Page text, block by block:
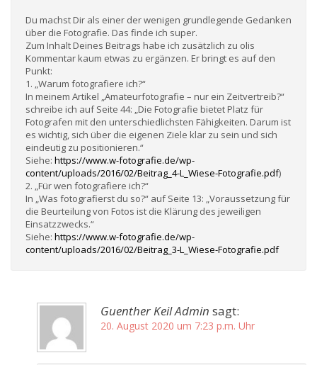
Du machst Dir als einer der wenigen grundlegende Gedanken
über die Fotografie. Das finde ich super.
Zum Inhalt Deines Beitrags habe ich zusätzlich zu olis
Kommentar kaum etwas zu ergänzen. Er bringt es auf den
Punkt:
1. „Warum fotografiere ich?“
In meinem Artikel „Amateurfotografie – nur ein Zeitvertreib?“
schreibe ich auf Seite 44: „Die Fotografie bietet Platz für
Fotografen mit den unterschiedlichsten Fähigkeiten. Darum ist
es wichtig, sich über die eigenen Ziele klar zu sein und sich
eindeutig zu positionieren.“
Siehe: https://www.w-fotografie.de/wp-
content/uploads/2016/02/Beitrag_4-L_Wiese-Fotografie.pdf)
2. „Für wen fotografiere ich?“
In „Was fotografierst du so?“ auf Seite 13: „Voraussetzung für
die Beurteilung von Fotos ist die Klärung des jeweiligen
Einsatzzwecks.“
Siehe: https://www.w-fotografie.de/wp-
content/uploads/2016/02/Beitrag_3-L_Wiese-Fotografie.pdf
Guenther Keil Admin sagt:
20. August 2020 um 7:23 p.m. Uhr